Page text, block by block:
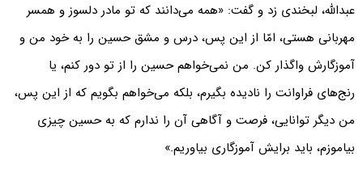
عبدالله، لبخندی زد و گفت: «همه می‌دانند که تو مادر دلسوز و همسر
مهربانی هستی، امّا از این پس، درس و مشق حسین را به خود من و
آموزگارش واگذار کن. من نمی‌خواهم حسین را از تو دور کنم، یا
رنج‌های فراوانت را نادیده بگیرم، بلکه می‌خواهم بگویم که از این پس،
من دیگر توانایی، فرصت و آگاهی آن را ندارم که به حسین چیزی
بیاموزم، باید برایش آموزگاری بیاوریم.»